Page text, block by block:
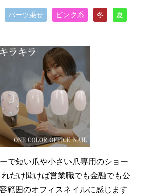
パーツ乗せ ピンク系 冬 夏
で短い爪や小さい爪専用のショー
だけ聞けば営業職でも金融でも公
範囲のオフィスネイルに感じます